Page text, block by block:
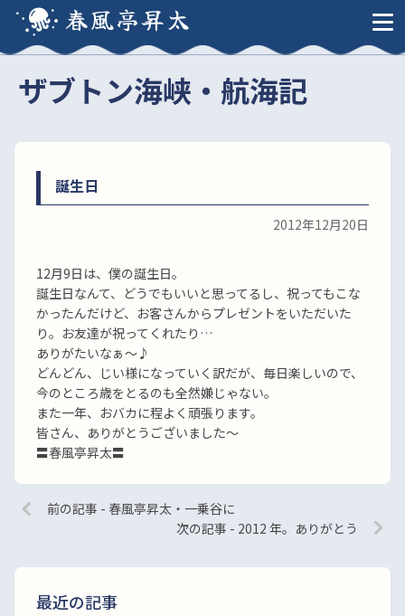
春風亭昇太
ザブトン海峡・航海記
誕生日
2012年12月20日
12月9日は、僕の誕生日。
誕生日なんて、どうでもいいと思ってるし、祝ってもこな
かったんだけど、お客さんからプレゼントをいただいた
り。お友達が祝ってくれたり…
ありがたいなぁ〜♪
どんどん、じい様になっていく訳だが、毎日楽しいので、
今のところ歳をとるのも全然嫌じゃない。
また一年、おバカに程よく頑張ります。
皆さん、ありがとうございました〜
〓春風亭昇太〓
前の記事 - 春風亭昇太・一乗谷に
次の記事 - 2012 年。ありがとう
最近の記事